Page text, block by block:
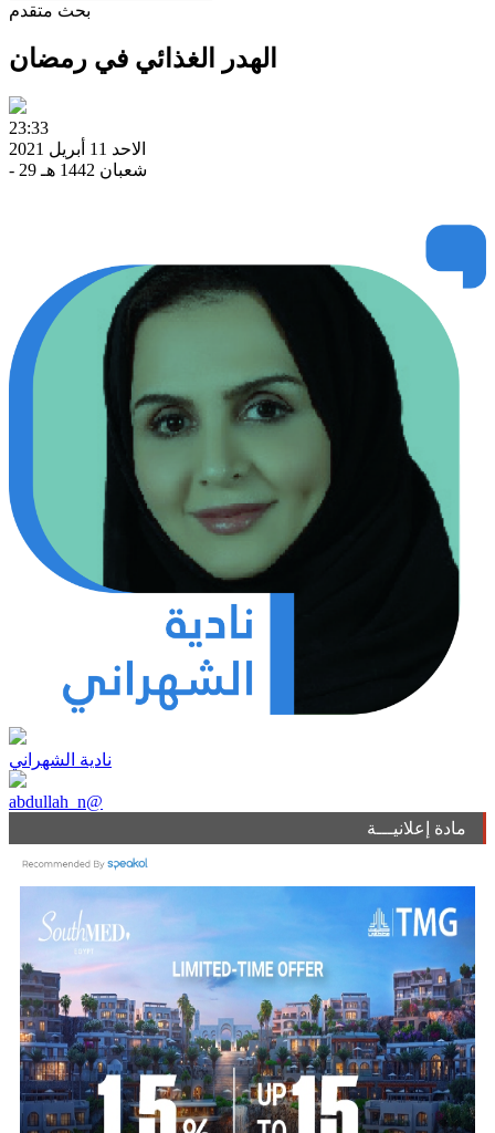
بحث متقدم
الهدر الغذائي في رمضان
23:33
الاحد 11 أبريل 2021
- 29 شعبان 1442 هـ
نادية الشهراني
abdullah_n@
مادة إعلانيـــة